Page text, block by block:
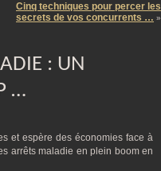
Cinq techniques pour percer les
secrets de vos concurrents … »
: UN
…
et espère des économies face à
arrêts maladie en plein boom en